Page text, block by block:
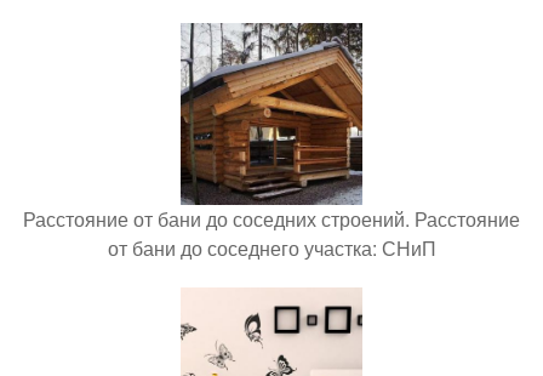
Расстояние от бани до соседних строений. Расстояние
от бани до соседнего участка: СНиП